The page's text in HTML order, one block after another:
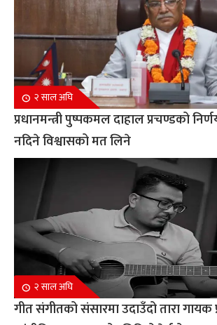
२ साल अघि
प्रधानमन्त्री पुष्पकमल दाहाल प्रचण्डको
नदिने विश्वासको मत लिने
२ साल अघि
गीत संगीतको संसारमा उदाउँदो तारा गायक